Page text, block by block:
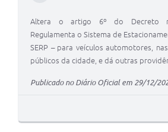
SIM - Serviço de Inspeção Municipal
Vigilância Ambiental em Saúde
COPIR - Coordenadoria de Promoção de
Galeria de Fotos
Altera o artigo 6º do Decreto
Regulamenta o Sistema de
SERP – para veículos automotores,
públicos da cidade, e dá outras
Publicado no Diário Oficial em 29/12/